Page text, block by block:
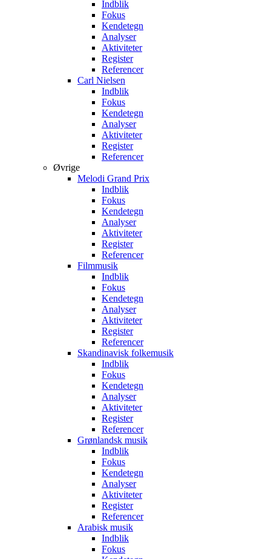
Indblik
Fokus
Kendetegn
Analyser
Aktiviteter
Register
Referencer
Carl Nielsen
Indblik
Fokus
Kendetegn
Analyser
Aktiviteter
Register
Referencer
Øvrige
Melodi Grand Prix
Indblik
Fokus
Kendetegn
Analyser
Aktiviteter
Register
Referencer
Filmmusik
Indblik
Fokus
Kendetegn
Analyser
Aktiviteter
Register
Referencer
Skandinavisk folkemusik
Indblik
Fokus
Kendetegn
Analyser
Aktiviteter
Register
Referencer
Grønlandsk musik
Indblik
Fokus
Kendetegn
Analyser
Aktiviteter
Register
Referencer
Arabisk musik
Indblik
Fokus